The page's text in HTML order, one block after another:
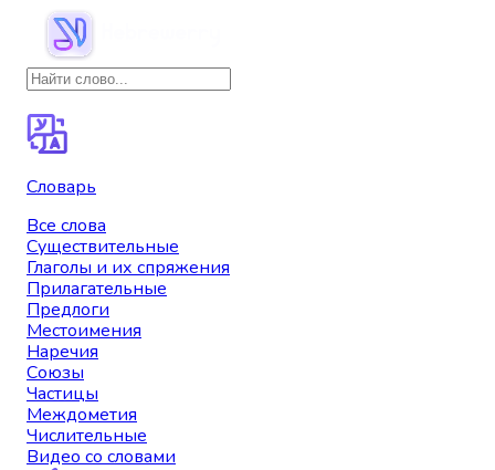
Словарь
Все слова
Существительные
Глаголы и их спряжения
Прилагательные
Предлоги
Местоимения
Наречия
Союзы
Частицы
Междометия
Числительные
Видео со словами